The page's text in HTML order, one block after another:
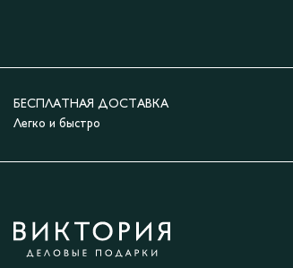
БЕСПЛАТНАЯ ДОСТАВКА
Легко и быстро